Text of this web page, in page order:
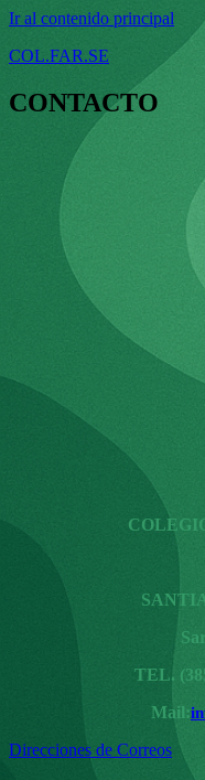
Ir al contenido principal
COL.FAR.SE
CONTACTO
TEL.
Mail:
Direcciones de Correos